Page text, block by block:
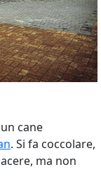
cane
. Si fa coccolare,
ma non